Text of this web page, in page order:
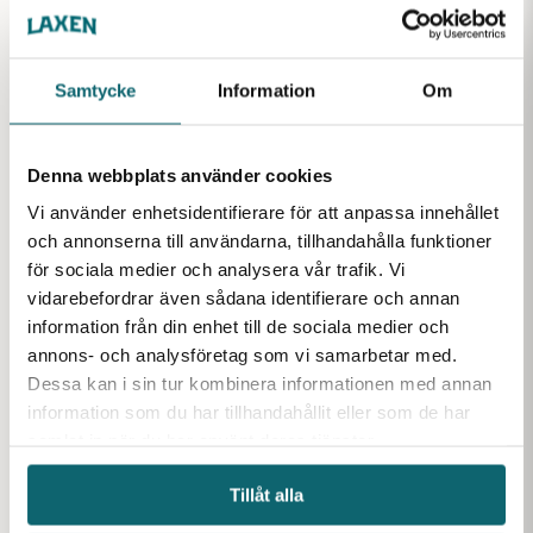
Samtycke Information Om
Denna webbplats använder cookies
Vi använder enhetsidentifierare för att anpassa innehållet
och annonserna till användarna, tillhandahålla funktioner
för sociala medier och analysera vår trafik. Vi
vidarebefordrar även sådana identifierare och annan
information från din enhet till de sociala medier och
annons- och analysföretag som vi samarbetar med.
Dessa kan i sin tur kombinera informationen med annan
information som du har tillhandahållit eller som de har
Tillåt alla
Innebandynät 1 mm
kantsytt
Skyddsnät för innebandy i
Finns i lager